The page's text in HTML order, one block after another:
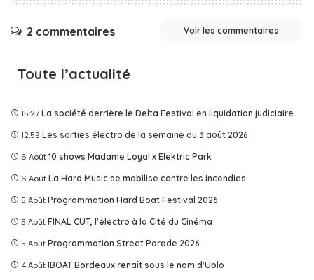
2 commentaires Voir les commentaires
Toute l’actualité
15:27 La société derrière le Delta Festival en liquidation judiciaire
12:59 Les sorties électro de la semaine du 3 août 2026
6 Août 10 shows Madame Loyal x Elektric Park
6 Août La Hard Music se mobilise contre les incendies
5 Août Programmation Hard Boat Festival 2026
5 Août FINAL CUT, l'électro à la Cité du Cinéma
5 Août Programmation Street Parade 2026
4 Août IBOAT Bordeaux renaît sous le nom d'Ublo